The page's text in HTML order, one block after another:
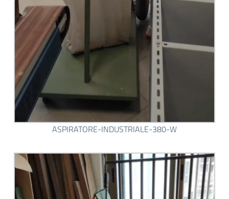
ASPIRATORE-INDUSTRIALE-380-W